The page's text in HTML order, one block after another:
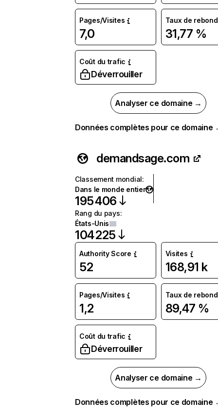
Pages/Visites
7,0
Taux de rebond
31,77 %
Coût du trafic
Déverrouiller
Analyser ce domaine →
Données complètes pour ce domaine
demandsage.com
Classement mondial:
Dans le monde entier
195 406
Rang du pays:
États-Unis
104 225
Authority Score
52
Visites
168,91 k
Pages/Visites
1,2
Taux de rebond
89,47 %
Coût du trafic
Déverrouiller
Analyser ce domaine →
Données complètes pour ce domaine